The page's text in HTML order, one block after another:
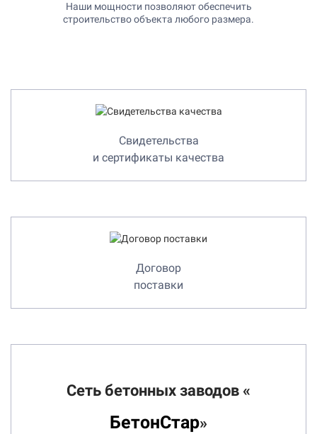
Наши мощности позволяют обеспечить
строительство объекта любого размера.
Свидетельства
и сертификаты качества
Договор
поставки
Сеть бетонных заводов «
БетонСтар»